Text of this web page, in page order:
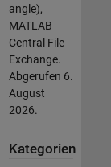
angle),
MATLAB
Central File
Exchange.
Abgerufen 6.
August
2026.
Kategorien